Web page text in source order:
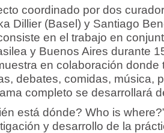
coordinado por dos
Dillier (Basel) y Santiago
en el trabajo en
y Buenos Aires durante
en colaboración donde
debates, comidas, música,
completo se desarrollará
está dónde? Who is
y desarrollo de la